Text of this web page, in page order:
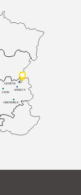
LYON
ANNECY
GRENOBLE
GENÈVE